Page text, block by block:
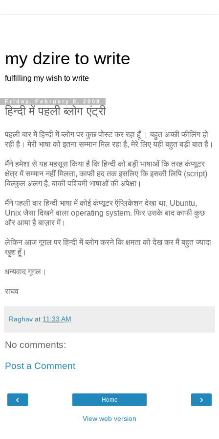
my dzire to write
fulfilling my wish to write
Friday, February 8, 2008
हिन्दी में पहली ब्लोग एंट्री
पहली बार में हिन्दी में ब्लोग पर कुछ पोस्ट कर रहा हूँ । बहुत अच्छी फीलिंग हो
रही है। मेरी भाषा को इतना सम्मान मिल रहा है, मेरे लिए यही बहुत बड़ी बात है।
मैंने हमेशा से यह महसूस किया है कि हिन्दी को बड़ी भाषाओं कि तरह कंप्यूटर
क्षेत्र में सम्मान नहीं मिलता, काफी हद तक इसलिए कि इसकी लिपि (script)
बिल्कुल अलग है, बाकी पश्चिमी भाषाओं की अपेक्षा।
मैंने पहली बार हिन्दी भाषा में कोई कंप्यूटर ऍप्लिकेशन देखा था, Ubuntu,
Unix जैसा दिखने वाला operating system. फिर उसके बाद काफी कुछ
और आया है बाज़ार में।
लेकिन आज गूगल पर हिन्दी में ब्लोग करने कि क्षमता को देख कर मैं बहुत ज्यादा
खुश हूँ।
धन्यवाद गूगल।
राघव
Raghav at 11:33 AM
No comments:
Post a Comment
‹ ›
Home
View web version